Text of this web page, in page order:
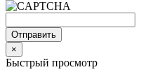
Отправить
×
Быстрый просмотр